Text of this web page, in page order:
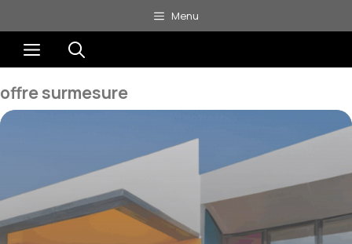
au
contenu
Menu
Menu
offre surmesure